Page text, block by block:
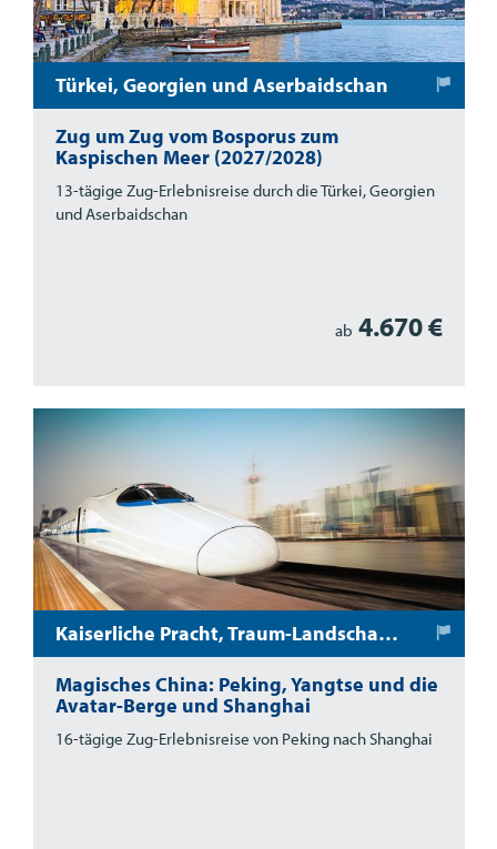
Türkei, Georgien und Aserbaidschan
Zug um Zug vom Bosporus zum
Kaspischen Meer (2027/2028)
13-tägige Zug-Erlebnisreise durch die Türkei, Georgien
und Aserbaidschan
ab 4.670 €
Kaiserliche Pracht, Traum-Landschaften und Mega-Metropolen
Magisches China: Peking, Yangtse und die
Avatar-Berge und Shanghai
16-tägige Zug-Erlebnisreise von Peking nach Shanghai